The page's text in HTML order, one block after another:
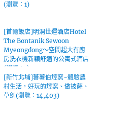
(瀏覽：1)
[首爾飯店]明洞世運酒店Hotel
The Bontanik Sewoon
Myeongdong～空間超大有廚
房洗衣機新穎舒適的公寓式酒店
(瀏覽：1)
[新竹北埔]蕃薯伯焢窯~體驗農
村生活，好玩的焢窯、做披薩、
草劍(瀏覽：14,403)